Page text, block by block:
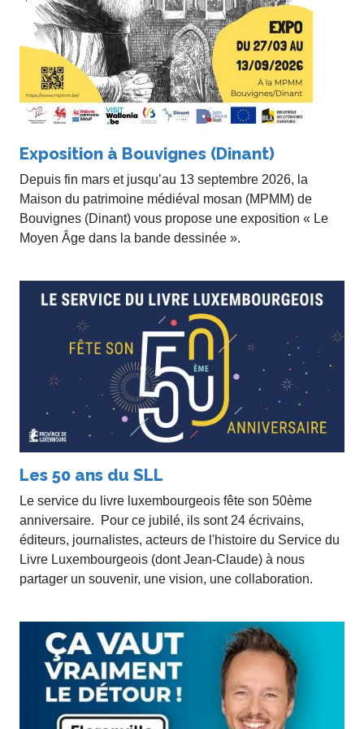
Exposition à Bouvignes (Dinant)
Depuis fin mars et jusqu’au 13 septembre 2026, la
Maison du patrimoine médiéval mosan (MPMM) de
Bouvignes (Dinant) vous propose une exposition « Le
Moyen Âge dans la bande dessinée ».
Les 50 ans du SLL
Le service du livre luxembourgeois fête son 50ème
anniversaire. Pour ce jubilé, ils sont 24 écrivains,
éditeurs, journalistes, acteurs de l'histoire du Service du
Livre Luxembourgeois (dont Jean-Claude) à nous
partager un souvenir, une vision, une collaboration.